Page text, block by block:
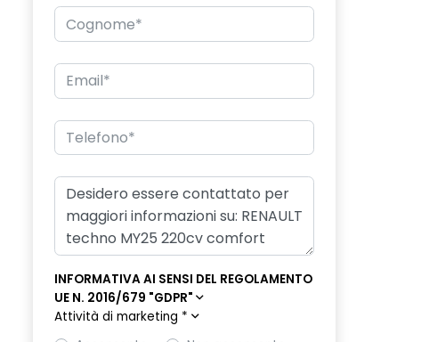
INFORMATIVA AI SENSI DEL REGOLAMENTO
UE N. 2016/679 "GDPR"
Attività di marketing *